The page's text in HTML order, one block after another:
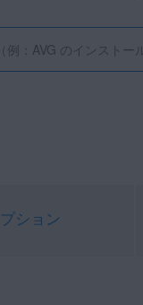
ション